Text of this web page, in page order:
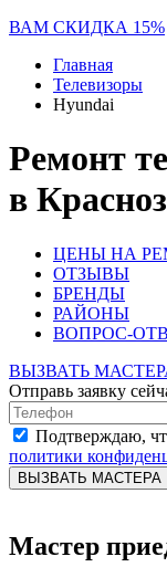
ВАМ СКИДКА 15%
Главная
Телевизоры
Hyundai
Ремонт
в
ЦЕНЫ НА
ОТЗЫВЫ
БРЕНДЫ
РАЙОНЫ
ВОПРОС-
ВЫЗВАТЬ
Отправь заявку
Подтверждаю,
политики
ВЫЗВАТЬ МАСТЕРА
Мастер